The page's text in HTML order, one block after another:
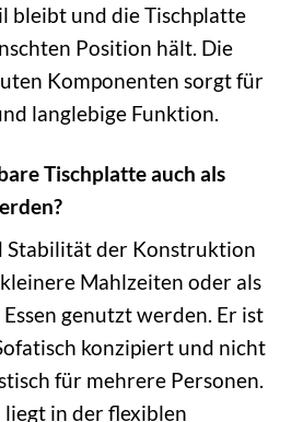
bleibt und die Tischplatte
Position hält. Die
Komponenten sorgt für
langlebige Funktion.
Tischplatte auch als
Stabilität der Konstruktion
Mahlzeiten oder als
genutzt werden. Er ist
konzipiert und nicht
für mehrere Personen.
in der flexiblen